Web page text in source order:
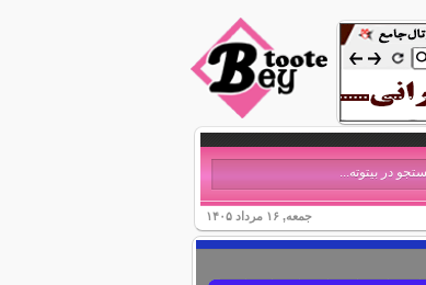
جمعه, ۱۶ مرداد ۱۴۰۵